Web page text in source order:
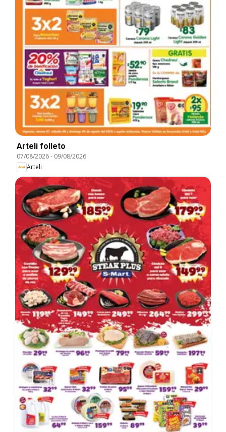
Arteli folleto
07/08/2026- 09/08/2026
Arteli